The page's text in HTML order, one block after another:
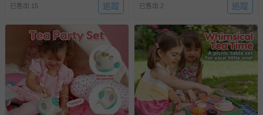
已售出 15 追蹤 已售出 2 追蹤